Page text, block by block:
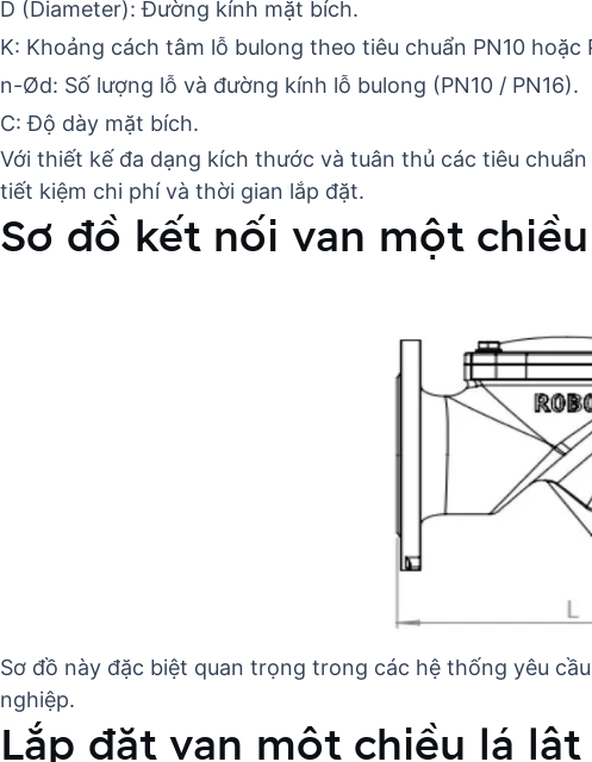
D (Diameter): Đường kính mặt bích.
K: Khoảng cách tâm lỗ bulong theo tiêu chuẩn PN10 hoặc
n-Ød: Số lượng lỗ và đường kính lỗ bulong (PN10 / PN16).
C: Độ dày mặt bích.
Với thiết kế đa dạng kích thước và tuân thủ các tiêu
tiết kiệm chi phí và thời gian lắp đặt.
Sơ đồ kết nối van một
Sơ đồ này đặc biệt quan trọng trong các hệ thống yêu
nghiệp.
Lắp đặt van một chiều lá lật